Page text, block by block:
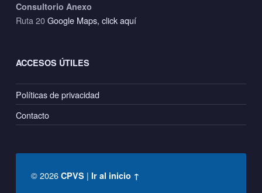
Consultorio Anexo
Ruta 20Google Maps, click aquí
ACCESOS ÚTILES
Políticas de privacidad
Contacto
© 2026 CPVS| Ir al inicio ↑